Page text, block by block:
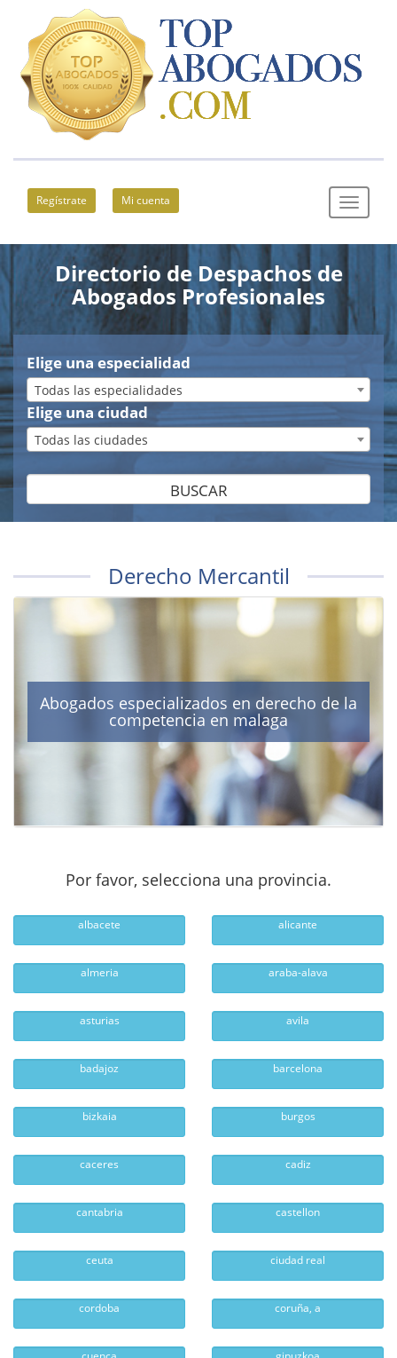
Regístrate Mi cuenta
Directorio de Despachos de
Abogados Profesionales
Elige una especialidad
Todas las especialidades
Elige una ciudad
Todas las ciudades
BUSCAR
Derecho Mercantil
Abogados especializados en derecho de la
competencia en malaga
Por favor, selecciona una provincia.
albacete alicante
almeria araba-alava
asturias avila
badajoz barcelona
bizkaia burgos
caceres cadiz
cantabria castellon
ceuta ciudad real
cordoba coruña, a